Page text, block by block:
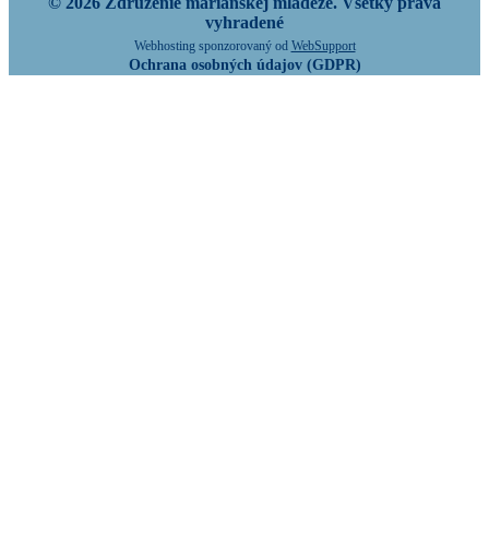
vyhradené
Webhosting sponzorovaný od WebSupport
Ochrana osobných údajov (GDPR)